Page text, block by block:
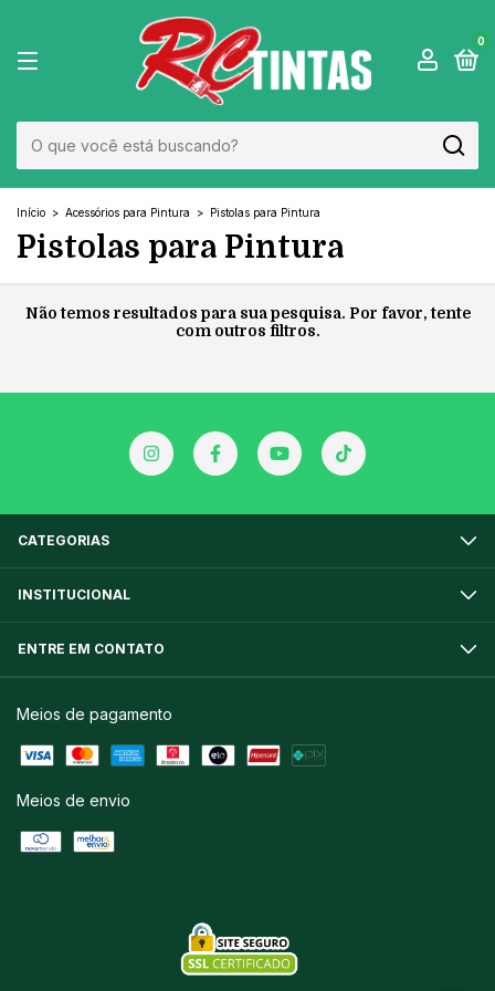
0
Início > Acessórios para Pintura > Pistolas para Pintura
Pistolas para Pintura
Não temos resultados para sua pesquisa. Por favor, tente
com outros filtros.
CATEGORIAS
INSTITUCIONAL
ENTRE EM CONTATO
Meios de pagamento
Meios de envio